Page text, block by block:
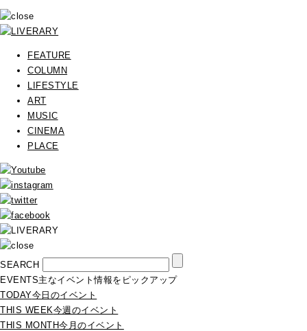
FEATURE
COLUMN
LIFESTYLE
ART
MUSIC
CINEMA
PLACE
SEARCH
EVENTS主なイベント情報をピックアップ
TODAY今日のイベント
THIS WEEK今週のイベント
THIS MONTH今月のイベント